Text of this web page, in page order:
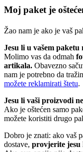
Moj paket je
Žao nam je ako je vaš
Jesu li u vašem paketu
Molimo vas da odmah
artikala. Obavezno
nam je potrebno da
možete reklamirati štetu.
Jesu li vaši proizvodi
Ako je oštećen samo
možete koristiti drugo
Dobro je znati: ako vaš
dostave, provjerite jesu